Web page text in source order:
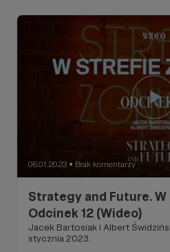
06.01.2023 ● Brak komentarzy
Strategy and Future.
Odcinek 12 (Wideo)
Jacek Bartosiak i Albert
stycznia 2023.